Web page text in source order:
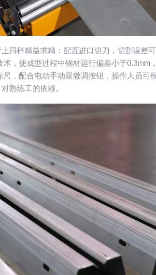
同样精益求精：配置进口切刀，切割误差
，使成型过程中钢材运行偏差小于0.3mm
，配合电动手动双微调按钮，操作人员可
熟练工的依赖。